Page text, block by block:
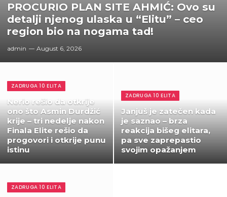
PROCURIO PLAN SITE AHMIĆ: Ovo su
detalji njenog ulaska u “Elitu” – ceo
region bio na nogama tad!
admin August 6, 2026
ZADRUGA 10 ELITA
Nerio rešio da otkrije
ono što Asmin Durdžić
krije – tri nedelje nakon
Finala Elite rešio da
progovori i otkrije punu
istinu
ZADRUGA 10 ELITA
Janjuš je zatečen kada
je saznao – brza
reakcija bišeg elitara,
pa sve zaprepastio
svojim opažanjem
ZADRUGA 10 ELITA